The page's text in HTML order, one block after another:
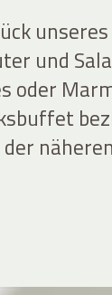
und
oder